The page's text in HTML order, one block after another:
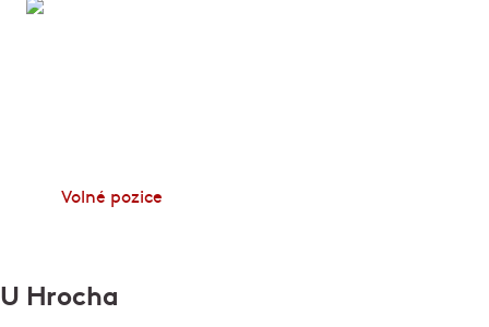
Volné pozice
U Hrocha